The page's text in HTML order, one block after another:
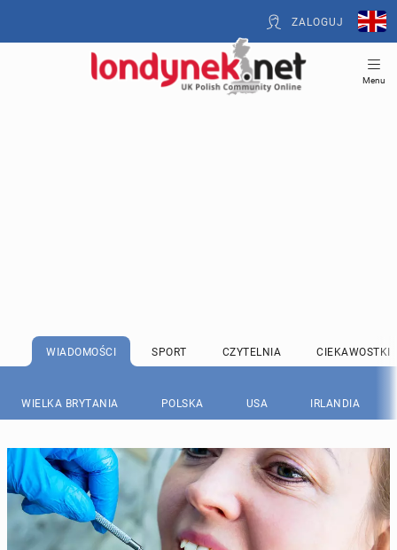
ZALOGUJ
Menu
WIADOMOŚCI SPORT CZYTELNIA CIEKAWOSTKI
WIELKA BRYTANIA POLSKA USA IRLANDIA